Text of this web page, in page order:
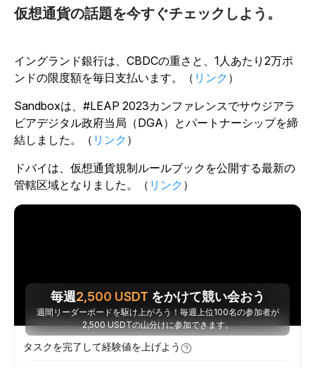
仮想通貨の話題を今すぐチェックしよう。
イングランド銀行は、CBDCの重さと、1人あたり2万ポ
ンドの限度額を毎日支払います。（ リンク ）
Sandboxは、#LEAP 2023カンファレンスでサウジアラ
ビアデジタル政府当局（DGA）とパートナーシップを締
結しました。（ リンク ）
ドバイは、仮想通貨規制ルールブックを公開する最新の
管轄区域となりました。（ リンク ）
毎週2,500 USDT をかけて競い会おう
週間リーダーボードを駆け上がろう！毎週上位100名の参加者が
2,500 USDTの山分けに参加できます。
タスクを完了して経験値を上げよう